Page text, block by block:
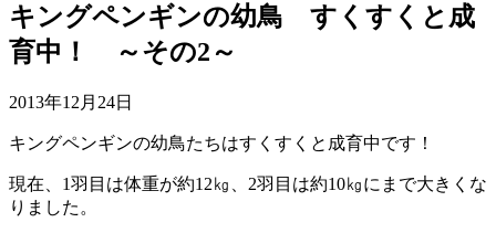
キングペンギンの幼鳥 すくすくと成
育中！ ～その2～
2013年12月24日
キングペンギンの幼鳥たちはすくすくと成育中です！
現在、1羽目は体重が約12㎏、2羽目は約10㎏にまで大きくな
りました。